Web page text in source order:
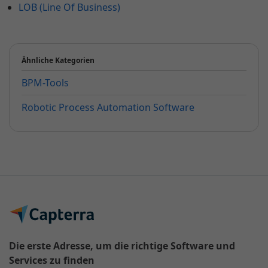
LOB (Line Of Business)
Ähnliche Kategorien
BPM-Tools
Robotic Process Automation Software
Die erste Adresse, um die richtige Software und
Services zu finden